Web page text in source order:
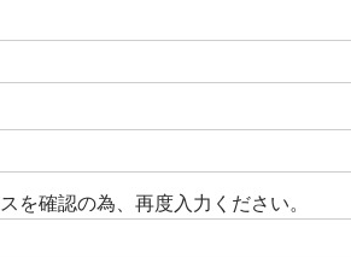
を確認の為、再度入力ください。